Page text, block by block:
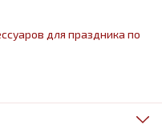
для праздника по